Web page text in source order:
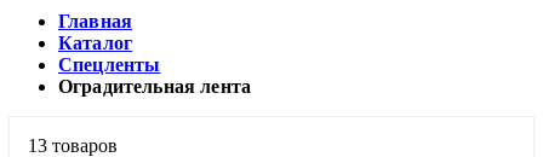
Главная
Каталог
Спецленты
Оградительная лента
13 товаров